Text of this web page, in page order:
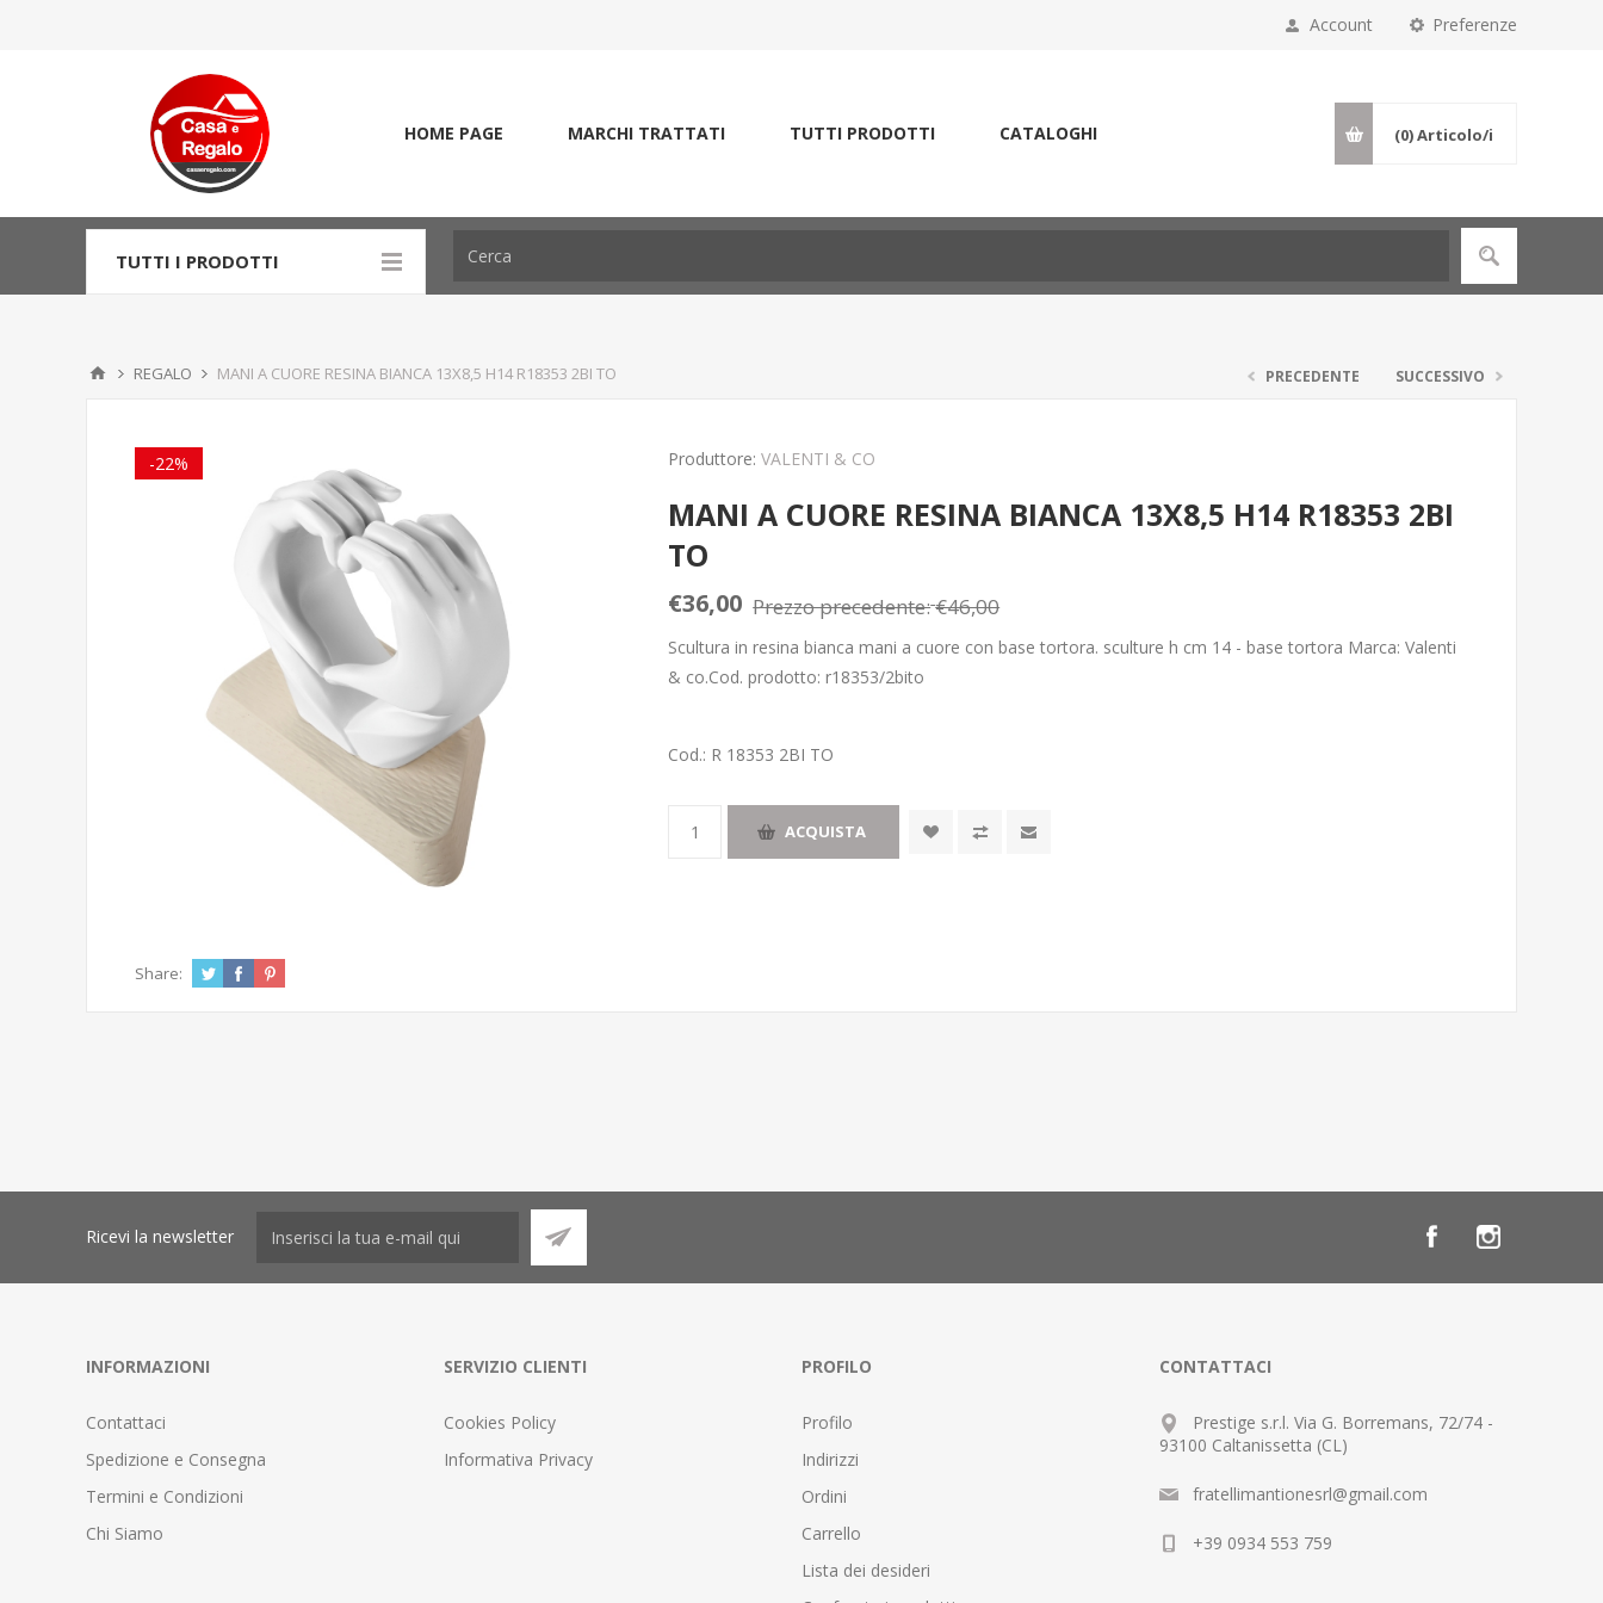
Preferenze
Account
HOME PAGE MARCHI TRATTATI TUTTI PRODOTTI CATALOGHI (0)Articolo/i
TUTTI I PRODOTTI
REGALO MANI A CUORE RESINA BIANCA 13X8,5 H14 R18353 2BI TO PRECEDENTE SUCCESSIVO
-22% Produttore: VALENTI & CO
MANI A CUORE RESINA BIANCA 13X8,5 H14 R18353 2BI
TO
€36,00 Prezzo precedente:€46,00
Scultura in resina bianca mani a cuore con base tortora. sculture h cm 14 - base tortora Marca: Valenti
& co.Cod. prodotto: r18353/2bito
Cod.: R 18353 2BI TO
ACQUISTA
Share:
Ricevi la newsletter
INFORMAZIONI
Contattaci
Spedizione e Consegna
Termini e Condizioni
Chi Siamo
SERVIZIO CLIENTI
Cookies Policy
Informativa Privacy
PROFILO
Profilo
Indirizzi
Ordini
Carrello
Lista dei desideri
CONTATTACI
Prestige s.r.l. Via G. Borremans, 72/74 -
93100 Caltanissetta (CL)
fratellimantionesrl@gmail.com
+39 0934 553 759